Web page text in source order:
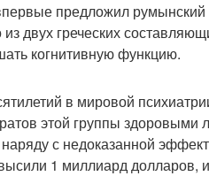
предложил румынский
из двух греческих
когнитивную функцию.
в мировой
этой группы
с недоказанной
1 миллиард долларов,